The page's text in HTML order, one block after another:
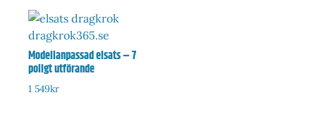
Modellanpassad elsats – 7
poligt utförande
1 549kr